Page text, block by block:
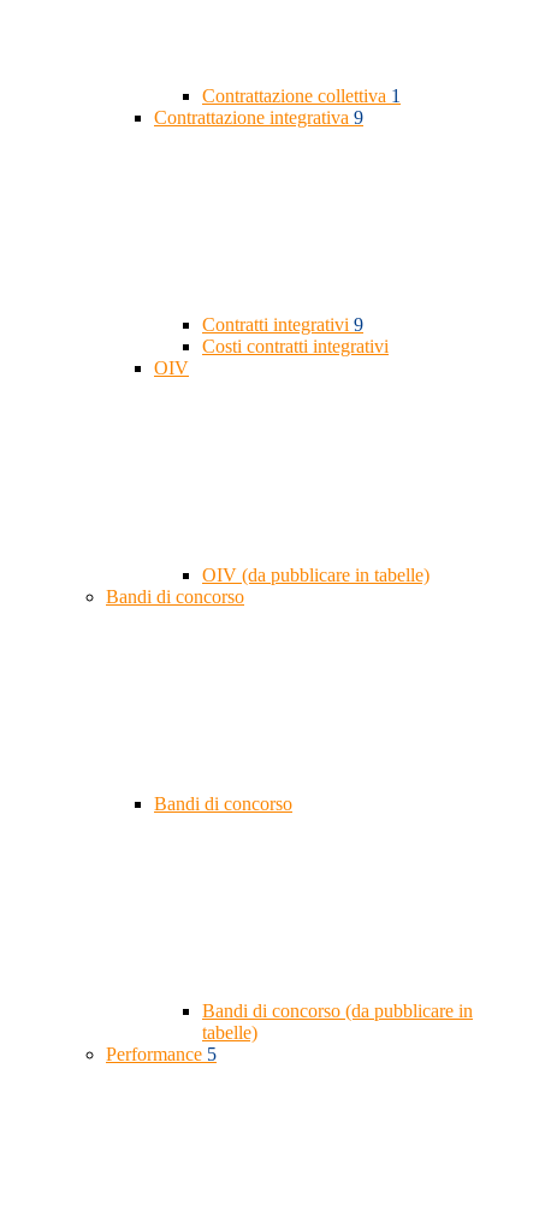
Contrattazione collettiva 1
Contrattazione integrativa 9
Contratti integrativi 9
Costi contratti integrativi
OIV
OIV (da pubblicare in tabelle)
Bandi di concorso
Bandi di concorso
Bandi di concorso (da pubblicare in
tabelle)
Performance 5